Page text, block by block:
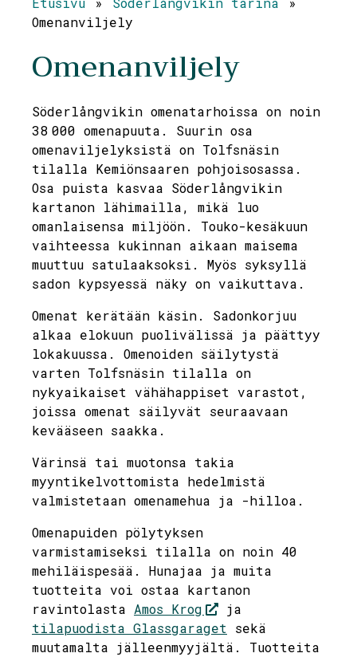
Omenanviljely
Omenanviljely
Söderlångvikin omenatarhoissa on noin
38 000 omenapuuta. Suurin osa
omenaviljelyksistä on Tolfsnäsin
tilalla Kemiönsaaren pohjoisosassa.
Osa puista kasvaa Söderlångvikin
kartanon lähimailla, mikä luo
omanlaisensa miljöön. Touko-kesäkuun
vaihteessa kukinnan aikaan maisema
muuttuu satulaaksoksi. Myös syksyllä
sadon kypsyessä näky on vaikuttava.
Omenat kerätään käsin. Sadonkorjuu
alkaa elokuun puolivälissä ja päättyy
lokakuussa. Omenoiden säilytystä
varten Tolfsnäsin tilalla on
nykyaikaiset vähähappiset varastot,
joissa omenat säilyvät seuraavaan
kevääseen saakka.
Värinsä tai muotonsa takia
myyntikelvottomista hedelmistä
valmistetaan omenamehua ja -hilloa.
Omenapuiden pölytyksen
varmistamiseksi tilalla on noin 40
mehiläispesää. Hunajaa ja muita
tuotteita voi ostaa kartanon
ravintolasta Amos Krog
ja
tilapuodista Glassgaraget sekä
muutamalta jälleenmyyjältä. Tuotteita